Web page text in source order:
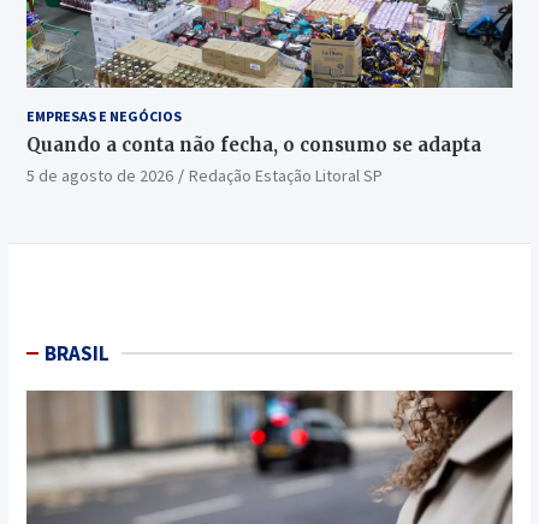
EMPRESAS E NEGÓCIOS
Quando a conta não fecha, o consumo se adapta
5 de agosto de 2026 Redação Estação Litoral SP
BRASIL